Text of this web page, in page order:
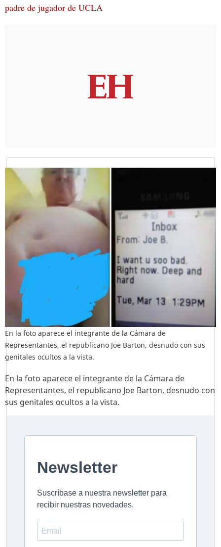
padre de jugador de UCLA
En la foto aparece el integrante de la Cámara de
Representantes, el republicano Joe Barton, desnudo con sus
genitales ocultos a la vista.
En la foto aparece el integrante de la Cámara de
Representantes, el republicano Joe Barton, desnudo con
sus genitales ocultos a la vista.